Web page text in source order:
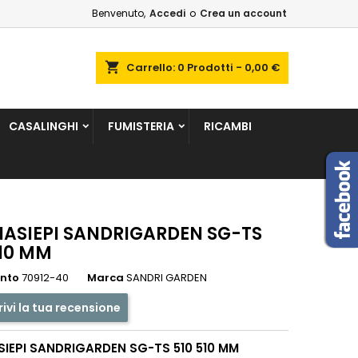
Benvenuto, Accedi o Crea un account
shopping_cart Carrello: 0 Prodotti - 0,00 €
CASALINGHI FUMISTERIA RICAMBI
SANDRIGARDEN SG-TS
MM
70912-40 Marca SANDRI GARDEN
la tua recensione
SANDRIGARDEN SG-TS 510 510 MM